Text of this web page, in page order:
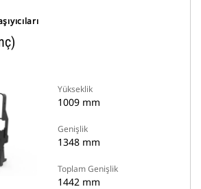
Yükseklik
1009 mm
Genişlik
1348 mm
Toplam Genişlik
1442 mm